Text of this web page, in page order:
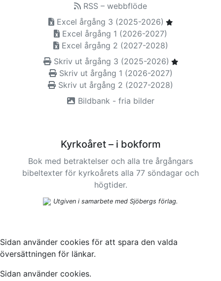
RSS – webbflöde
Excel årgång 3 (2025-2026)
Excel årgång 1 (2026-2027)
Excel årgång 2 (2027-2028)
Skriv ut årgång 3 (2025-2026)
Skriv ut årgång 1 (2026-2027)
Skriv ut årgång 2 (2027-2028)
Bildbank - fria bilder
Kyrkoåret – i bokform
Bok med betraktelser och alla tre årgångars
bibeltexter för kyrkoårets alla 77 söndagar och
högtider.
Utgiven i samarbete med Sjöbergs förlag.
Sidan använder cookies för att spara den valda
översättningen för länkar.
Sidan använder cookies.